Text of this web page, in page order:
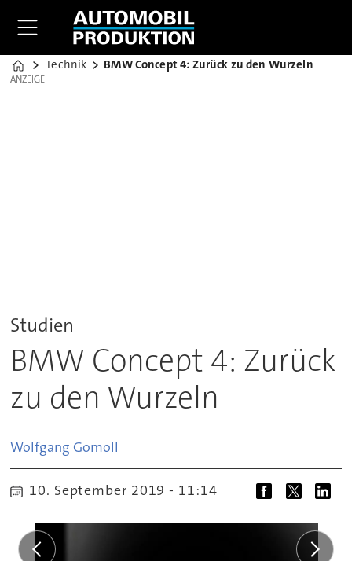
Home
Technik BMW Concept 4: Zurück zu den Wurzeln
ANZEIGE
ANZEIGE
Studien
BMW Concept 4: Zurück
zu den Wurzeln
Wolfgang Gomoll
10. September 2019 - 11:14